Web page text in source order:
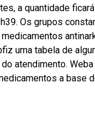
a quantidade
Os grupos
uma tabela de
atendimento.
a base